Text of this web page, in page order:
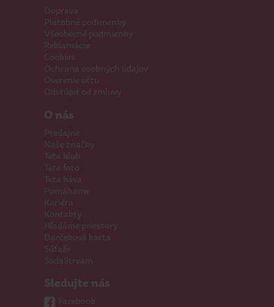
Doprava
Platobné podmienky
Všeobecné podmienky
Reklamácie
Cookies
Ochrana osobných údajov
Overenie účtu
Odstúpiť od zmluvy
O nás
Predajne
Naše značky
Teta klub
Teta foto
Teta káva
Pomáhame
Kariéra
Kontakty
Hľadáme priestory
Darčeková karta
Súťaže
SodaStream
Sledujte nás
Facebook